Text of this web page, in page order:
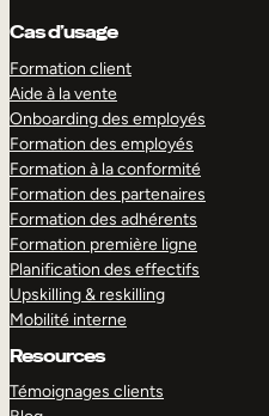
Cas d’usage
Formation client
Aide à la vente
Onboarding des employés
Formation des employés
Formation à la conformité
Formation des partenaires
Formation des adhérents
Formation première ligne
Planification des effectifs
Upskilling & reskilling
Mobilité interne
Resources
Témoignages clients